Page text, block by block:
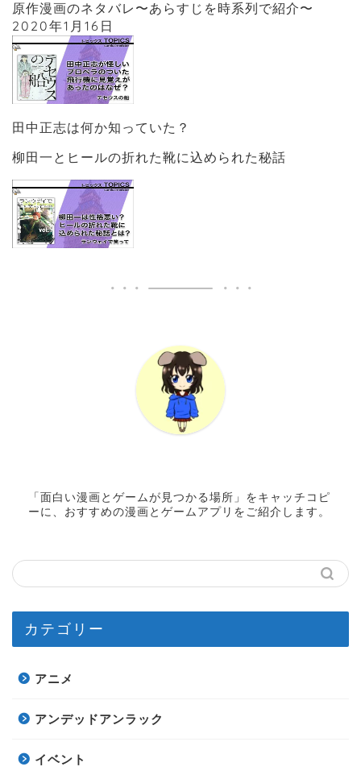
原作漫画のネタバレ〜あらすじを時系列で紹介〜
2020年1月16日
田中正志は何か知っていた？
柳田一とヒールの折れた靴に込められた秘話
「面白い漫画とゲームが見つかる場所」をキャッチコピ
ーに、おすすめの漫画とゲームアプリをご紹介します。
カテゴリー
アニメ
アンデッドアンラック
イベント